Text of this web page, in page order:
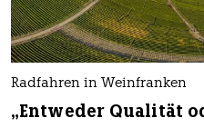
Radfahren in Weinfranken
„Entweder Qualität